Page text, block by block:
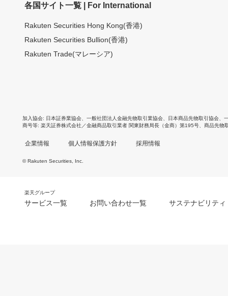
各国サイト一覧 | For International
Rakuten Securities Hong Kong(香港)
Rakuten Securities Bullion(香港)
Rakuten Trade(マレーシア)
加入協会 日本証券業協会 一般社団法人金融先物取引業協会 日本商品先物取引協会
商号等 楽天証券株式会社／金融商品取引業者 関東財務局長（金商）第195号、商品先物
企業情報 個人情報保護方針 採用情報
© Rakuten Securities, Inc.
楽天グループ
サービス一覧 お問い合わせ一覧 サステナビリティ